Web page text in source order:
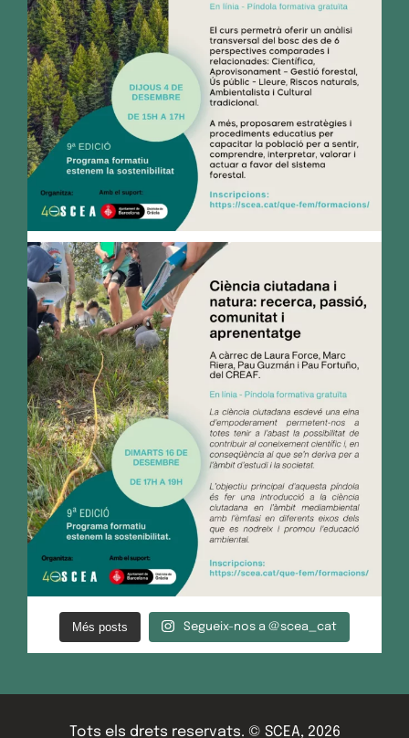
Més posts Segueix-nos a @scea_cat
Tots els drets reservats. © SCEA, 2026